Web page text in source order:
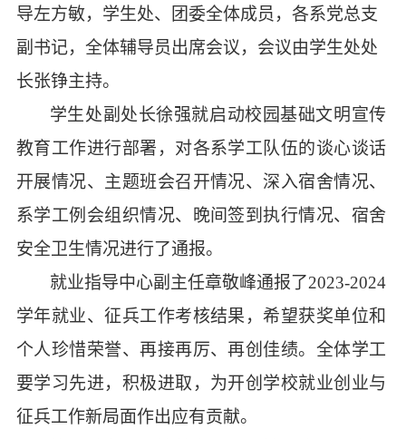
导左方敏， 学生处、团委全体成员，各系党总支
副书记，全体辅导员出席会议， 会议由学生处处
长张铮主持。
学生处副处长徐强就启动校园基础文明宣传
教育工作进行部署，对各系学工队伍的谈心谈话
开展情况、主题班会召开情况、深入宿舍情况、
系学工例会组织情况、晚间签到执行情况、宿舍
安全卫生情况进行了通报。
就业指导中心副主任章敬峰通报了2023-2024
学年就业、征兵工作考核结果，希望获奖单位和
个人珍惜荣誉、再接再厉、再创佳绩。全体学工
要学习先进，积极进取，为开创学校就业创业与
征兵工作新局面作出应有贡献。